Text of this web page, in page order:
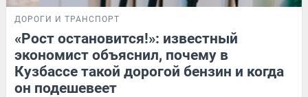
ДОРОГИ И ТРАНСПОРТ
«Рост остановится!»: известный
экономист объяснил, почему в
Кузбассе такой дорогой бензин и когда
он подешевеет